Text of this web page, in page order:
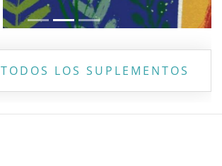
TODOS LOS SUPLEMENTOS